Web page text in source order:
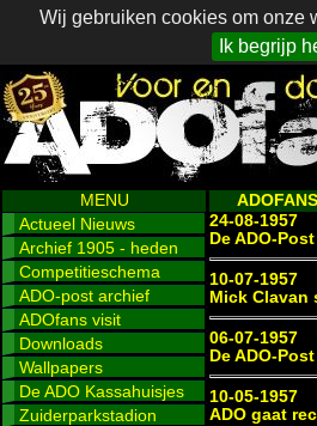
Wij gebruiken cookies om onze
Ik begrijp
MENU
Actueel Nieuws
Archief 1905 - heden
Competitieschema
ADO-post archief
ADOfans visit
Downloads
Wallpapers
De ADO Kassahuisjes
Zuiderparkstadion
24-08-1957
De ADO-
10-07-1957
Mick Clavan
06-07-1957
De ADO-
10-05-1957
ADO gaat